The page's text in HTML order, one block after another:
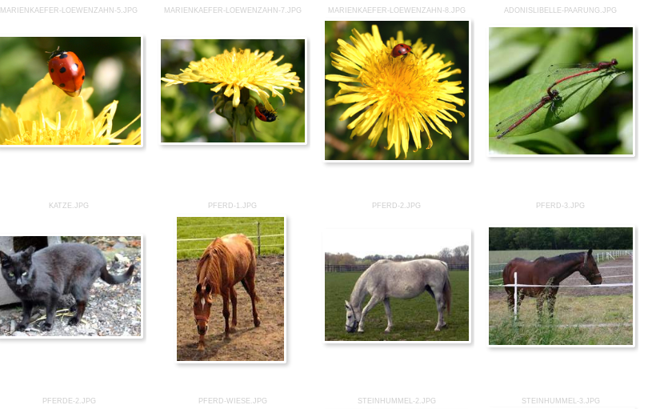
MARIENKAEFER-LOEWENZAHN-5.JPG MARIENKAEFER-LOEWENZAHN-7.JPG MARIENKAEFER-LOEWENZAHN-8.JPG ADONISLIBELLE-PAARUNG.JPG
KATZE.JPG PFERD-1.JPG PFERD-2.JPG PFERD-3.JPG
PFERDE-2.JPG PFERD-WIESE.JPG STEINHUMMEL-2.JPG STEINHUMMEL-3.JPG